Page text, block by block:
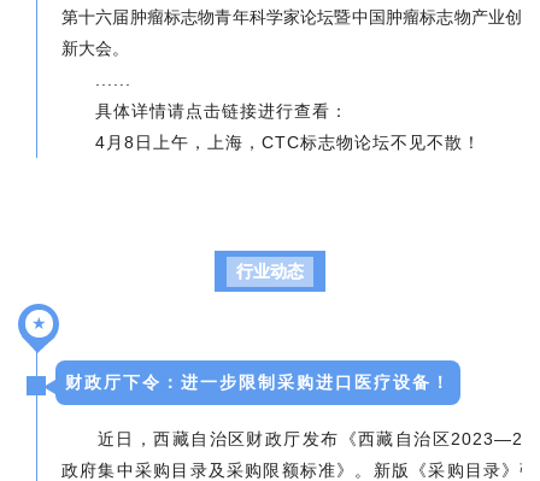
第十六届肿瘤标志物青年科学家论坛暨中国肿瘤标志物产业创
新大会。
具体详情请点击链接进行查看：
4月8日上午，上海，CTC标志物论坛不见不散 ！
行业动态
★
财政厅下令：进一步限制采购进口医疗设备！
近日，西藏自治区财政厅发布《西藏自治区
政府集中采购目录及采购限额标准》。新版《采购目录》